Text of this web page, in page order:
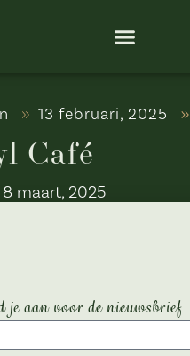
13 februari, 2025
Café
8 maart, 2025
je aan voor de nieuwsbrief